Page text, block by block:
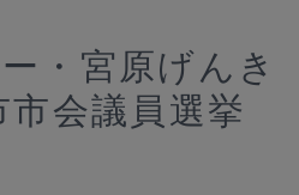
・宮原げんき
会議員選挙